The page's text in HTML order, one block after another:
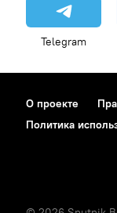
Telegram
О проекте
Политика